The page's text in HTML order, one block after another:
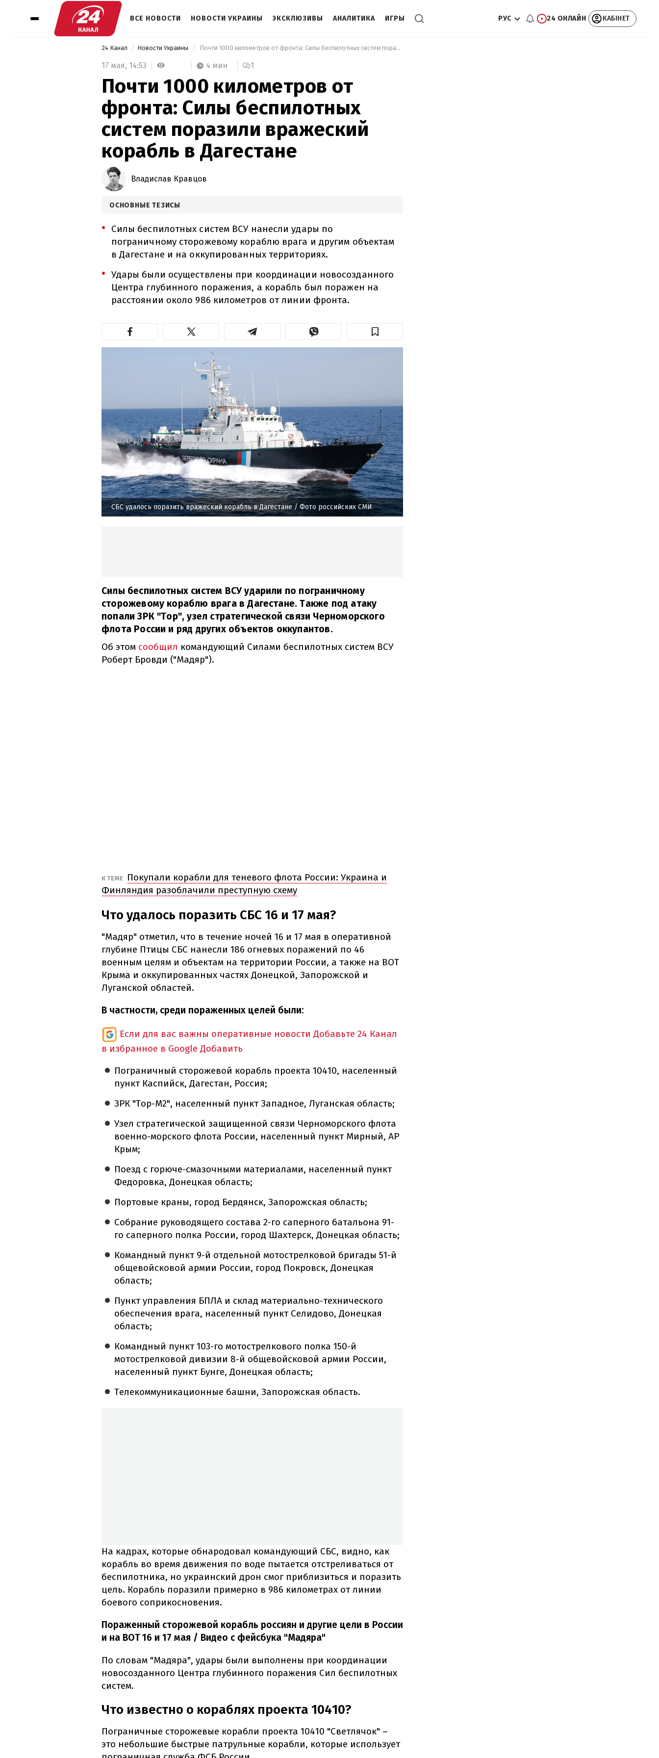
ВСЕ НОВОСТИ НОВОСТИ УКРАИНЫ ЭКСКЛЮЗИВЫ АНАЛИТИКА ИГРЫ РУС 24 ОНЛАЙН КАБІНЕТ
24 Канал Новости Украины Почти 1000 километров от фронта: Силы беспилотных систем поразили вражеский корабль в Дагестане
17 мая, 14:53 4 мин 1
Почти 1000 километров от
фронта: Силы беспилотных
систем поразили вражеский
корабль в Дагестане
Владислав Кравцов
ОСНОВНЫЕ ТЕЗИСЫ
Силы беспилотных систем ВСУ нанесли удары по
пограничному сторожевому кораблю врага и другим объектам
в Дагестане и на оккупированных территориях.
Удары были осуществлены при координации новосозданного
Центра глубинного поражения, а корабль был поражен на
расстоянии около 986 километров от линии фронта.
СБС удалось поразить вражеский корабль в Дагестане/ Фото российских СМИ
Силы беспилотных систем ВСУ ударили по пограничному
сторожевому кораблю врага в Дагестане. Также под атаку
попали ЗРК "Тор", узел стратегической связи Черноморского
флота России и ряд других объектов оккупантов.
Об этом сообщил командующий Силами беспилотных систем ВСУ
Роберт Бровди ("Мадяр").
К ТЕМЕ
Покупали корабли для теневого флота России: Украина и
Финляндия разоблачили преступную схему
Что удалось поразить СБС 16 и 17 мая?
"Мадяр" отметил, что в течение ночей 16 и 17 мая в оперативной
глубине Птицы СБС нанесли 186 огневых поражений по 46
военным целям и объектам на территории России, а также на ВОТ
Крыма и оккупированных частях Донецкой, Запорожской и
Луганской областей.
В частности, среди пораженных целей были:
Если для вас важны оперативные новости Добавьте 24 Канал
в избранное в Google Добавить
Пограничный сторожевой корабль проекта 10410, населенный
пункт Каспийск, Дагестан, Россия;
ЗРК "Тор-М2", населенный пункт Западное, Луганская область;
Узел стратегической защищенной связи Черноморского флота
военно-морского флота России, населенный пункт Мирный, АР
Крым;
Поезд с горюче-смазочными материалами, населенный пункт
Федоровка, Донецкая область;
Портовые краны, город Бердянск, Запорожская область;
Собрание руководящего состава 2-го саперного батальона 91-
го саперного полка России, город Шахтерск, Донецкая область;
Командный пункт 9-й отдельной мотострелковой бригады 51-й
общевойсковой армии России, город Покровск, Донецкая
область;
Пункт управления БПЛА и склад материально-технического
обеспечения врага, населенный пункт Селидово, Донецкая
область;
Командный пункт 103-го мотострелкового полка 150-й
мотострелковой дивизии 8-й общевойсковой армии России,
населенный пункт Бунге, Донецкая область;
Телекоммуникационные башни, Запорожская область.
На кадрах, которые обнародовал командующий СБС, видно, как
корабль во время движения по воде пытается отстреливаться от
беспилотника, но украинский дрон смог приблизиться и поразить
цель. Корабль поразили примерно в 986 километрах от линии
боевого соприкосновения.
Пораженный сторожевой корабль россиян и другие цели в России
и на ВОТ 16 и 17 мая / Видео с фейсбука "Мадяра"
По словам "Мадяра", удары были выполнены при координации
новосозданного Центра глубинного поражения Сил беспилотных
систем.
Что известно о кораблях проекта 10410?
Пограничные сторожевые корабли проекта 10410 "Светлячок" –
это небольшие быстрые патрульные корабли, которые использует